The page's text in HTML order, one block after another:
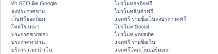
ทำ SEO ติด Google
ลงประกาศขาย
เว็บฟรียอดนิยม
โพสโฆษณา
ประกาศขายของ
ประกาศหางาน
บริการ แนะนำเว็บ
โปรโมทธุรกิจฟรี
โปรโมทสินค้าฟรี
แจกฟรี รายชื่อเว็บลงประกาศฟรี
โปรโมท Social
โปรโมท youtube
แจกฟรี รายชื่อเว็บ
แจกฟรีโพสเว็บบอร์ดsmf